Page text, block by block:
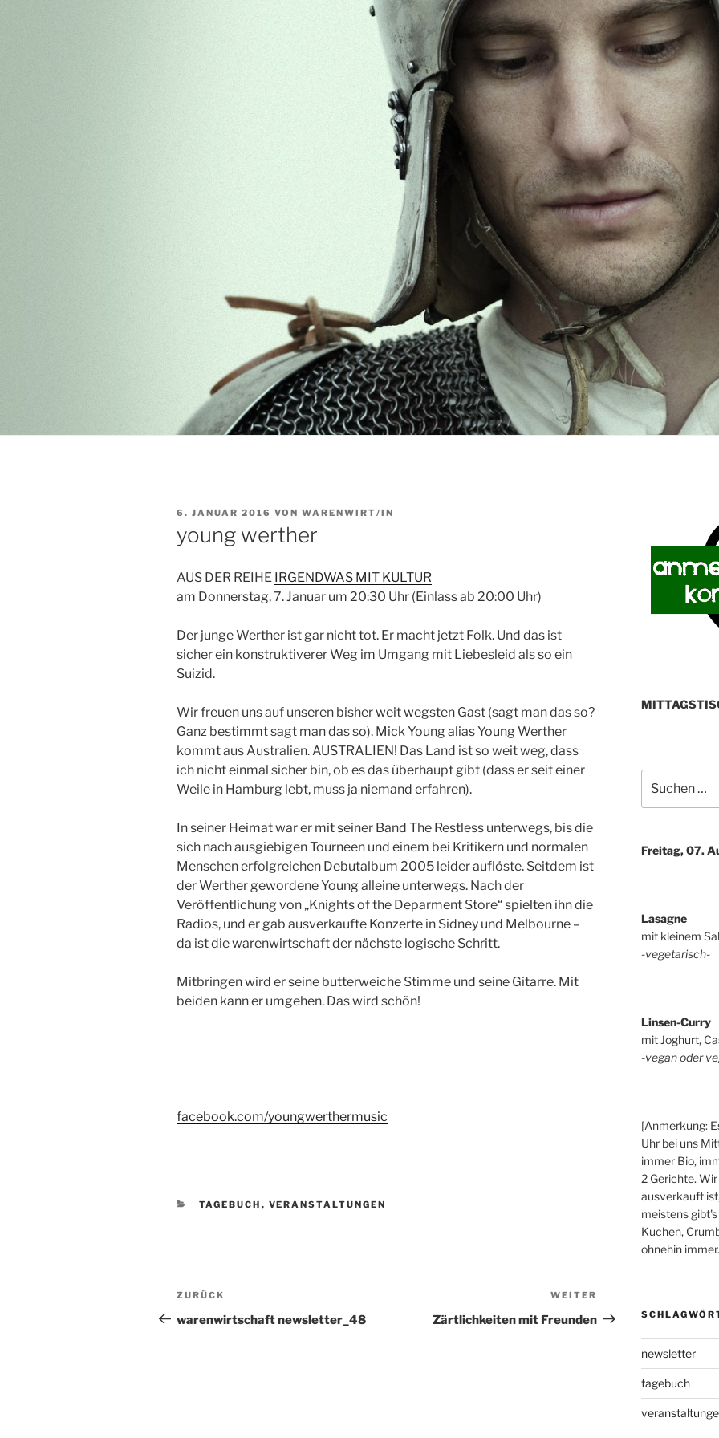
VERÖFFENTLICHT
6. JANUAR 2016 VON WARENWIRT/IN
young werther
AUS DER REIHE IRGENDWAS MIT KULTUR
am Donnerstag, 7. Januar um 20:30 Uhr (Einlass ab 20:00 Uhr)
Der junge Werther ist gar nicht tot. Er macht jetzt Folk. Und das ist
sicher ein konstruktiverer Weg im Umgang mit Liebesleid als so ein
Suizid.
Wir freuen uns auf unseren bisher weit wegsten Gast (sagt man das so?
Ganz bestimmt sagt man das so). Mick Young alias Young Werther
kommt aus Australien. AUSTRALIEN! Das Land ist so weit weg, dass
ich nicht einmal sicher bin, ob es das überhaupt gibt (dass er seit einer
Weile in Hamburg lebt, muss ja niemand erfahren).
In seiner Heimat war er mit seiner Band The Restless unterwegs, bis die
sich nach ausgiebigen Tourneen und einem bei Kritikern und normalen
Menschen erfolgreichen Debutalbum 2005 leider auflöste. Seitdem ist
der Werther gewordene Young alleine unterwegs. Nach der
Veröffentlichung von „Knights of the Deparment Store“ spielten ihn die
Radios, und er gab ausverkaufte Konzerte in Sidney und Melbourne –
da ist die warenwirtschaft der nächste logische Schritt.
Mitbringen wird er seine butterweiche Stimme und seine Gitarre. Mit
beiden kann er umgehen. Das wird schön!
facebook.com/youngwerthermusic
KATEGORIEN
TAGEBUCH , VERANSTALTUNGEN
Beitragsnavigation
Vorheriger
Beitrag
ZURÜCK
warenwirtschaft newsletter_48
Beitrag
WEITER
Zärtlichkeiten mit Freunden
nach:
Freitag, 07.
Lasagne
mit kleinem
-vegetarisch-
Linsen-Curry
mit Joghurt,
-vegan oder
[Anmerkung:
Uhr bei uns
immer Bio,
2 Gerichte.
ausverkauft
meistens
Kuchen,
ohnehin
newsletter
tagebuch